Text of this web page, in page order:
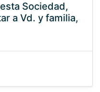
Sociedad,
a Vd. y familia,